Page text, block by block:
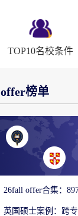
TOP10名校条件
offer榜单
26fall offer合集：
英国硕士案例：跨